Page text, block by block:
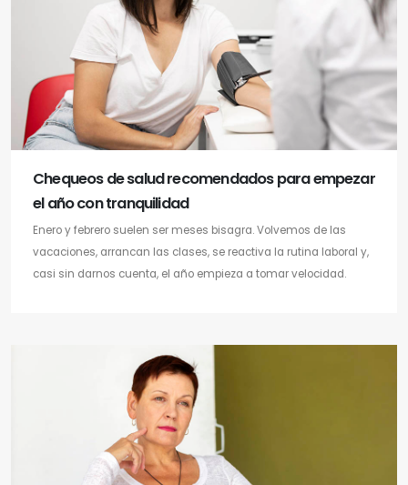
Chequeos de salud recomendados para empezar
el año con tranquilidad
Enero y febrero suelen ser meses bisagra. Volvemos de las
vacaciones, arrancan las clases, se reactiva la rutina laboral y,
casi sin darnos cuenta, el año empieza a tomar velocidad.